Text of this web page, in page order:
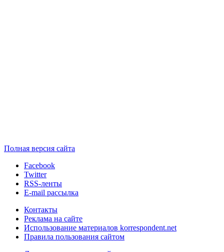
Полная версия сайта
Facebook
Twitter
RSS-ленты
E-mail рассылка
Контакты
Реклама на сайте
Использование материалов korrespondent.net
Правила пользования сайтом